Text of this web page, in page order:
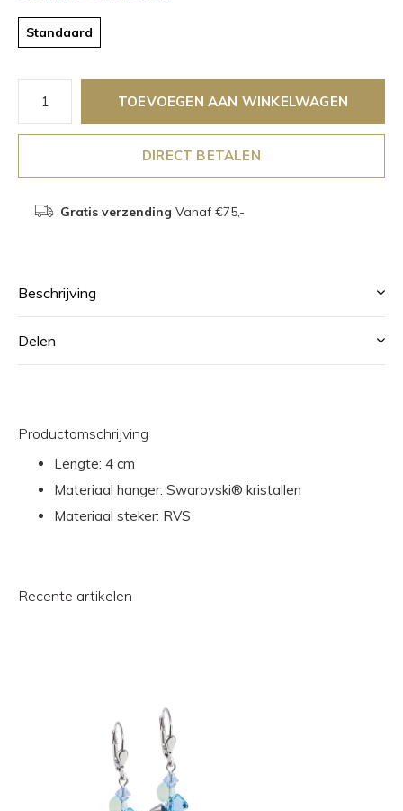
Standaard
TOEVOEGEN AAN WINKELWAGEN
DIRECT BETALEN
Gratis verzending Vanaf €75,-
Beschrijving
Delen
Productomschrijving
Lengte: 4 cm
Materiaal hanger: Swarovski® kristallen
Materiaal steker: RVS
Recente artikelen